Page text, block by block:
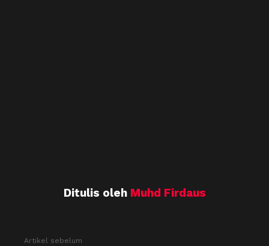
Ditulis oleh Muhd Firdaus
Artikel sebelum